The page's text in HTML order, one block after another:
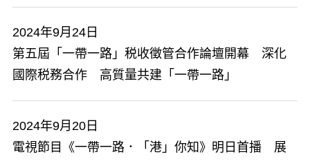
2024年9月24日
第五屆「一帶一路」税收徵管合作論壇開幕 深化
國際税務合作 高質量共建「一帶一路」
2024年9月20日
電視節目《一帶一路．「港」你知》明日首播 展